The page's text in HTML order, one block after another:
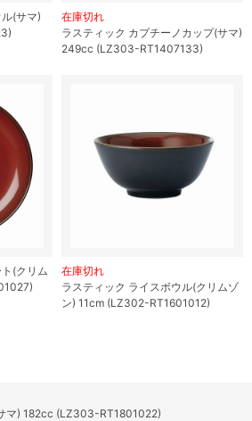
(サマ)
在庫切れ
ラスティック カプチーノカップ(サマ)
249cc (LZ303-RT1407133)
(クリム
在庫切れ
ラスティック ライスボウル(クリムゾ
ン) 11cm (LZ302-RT1601012)
マ) 182cc (LZ303-RT1801022)